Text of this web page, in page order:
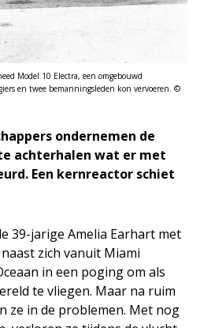
Model 10 Electra, een omgebouwd
en twee bemanningsleden kon vervoeren. ©
ondernemen de
achterhalen wat er met
Een kernreactor schiet
39-jarige Amelia Earhart met
zich vanuit Miami
in een poging om als
te vliegen. Maar na ruim
ze in de problemen. Met nog